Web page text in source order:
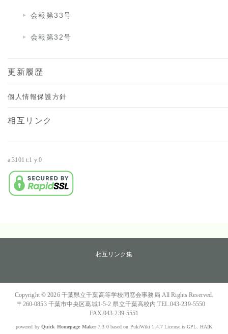
会報第33号
会報第32号
更新履歴
個人情報保護方針
相互リンク
a:3101 t:1 y:0
相互リンク集
Copyright © 2026 千葉県立千葉高等学校同窓会事務局 All Rights Reserved.
〒260-0853 千葉市中央区葛城1-5-2 県立千葉高校内 TEL.043-239-5550
FAX.043-239-5551
powered by Quick Homepage Maker7.3.0 based on PukiWiki 1.4.7 License is GPL. HAIK